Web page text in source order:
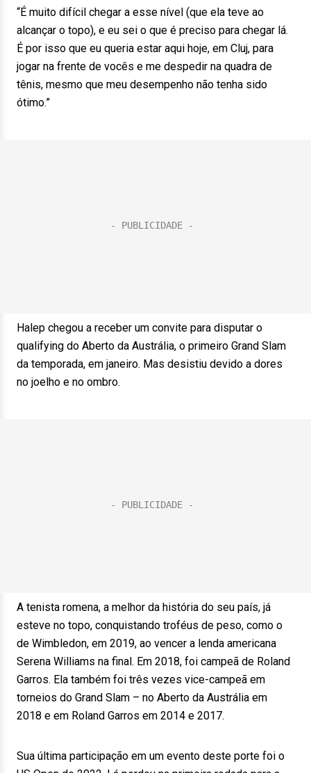
“É muito difícil chegar a esse nível (que ela teve ao
alcançar o topo), e eu sei o que é preciso para chegar lá.
É por isso que eu queria estar aqui hoje, em Cluj, para
jogar na frente de vocês e me despedir na quadra de
tênis, mesmo que meu desempenho não tenha sido
ótimo.”
Halep chegou a receber um convite para disputar o
qualifying do Aberto da Austrália, o primeiro Grand Slam
da temporada, em janeiro. Mas desistiu devido a dores
no joelho e no ombro.
A tenista romena, a melhor da história do seu país, já
esteve no topo, conquistando troféus de peso, como o
de Wimbledon, em 2019, ao vencer a lenda americana
Serena Williams na final. Em 2018, foi campeã de Roland
Garros. Ela também foi três vezes vice-campeã em
torneios do Grand Slam – no Aberto da Austrália em
2018 e em Roland Garros em 2014 e 2017.
Sua última participação em um evento deste porte foi o